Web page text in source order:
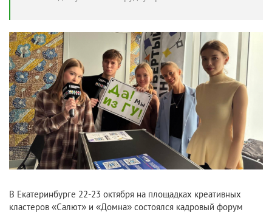
В Екатеринбурге 22-23 октября на площадках креативных
кластеров «Салют» и «Домна» состоялся кадровый форум